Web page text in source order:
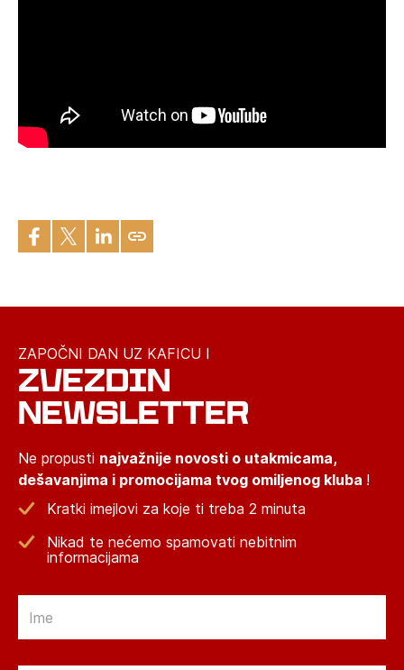
ZAPOČNI DAN UZ KAFICU I
ZVEZDIN
NEWSLETTER
Ne propusti najvažnije novosti o utakmicama,
dešavanjima i promocijama tvog omiljenog kluba !
Kratki imejlovi za koje ti treba 2 minuta
Nikad te nećemo spamovati nebitnim
informacijama